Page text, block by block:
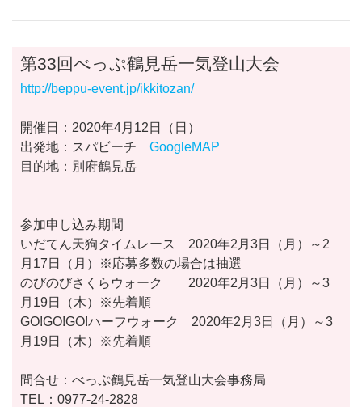
第33回べっぷ鶴見岳一気登山大会
http://beppu-event.jp/ikkitozan/
開催日：2020年4月12日（日）
出発地：スパビーチ GoogleMAP
目的地：別府鶴見岳
参加申し込み期間
いだてん天狗タイムレース 2020年2月3日（月）～2
月17日（月）※応募多数の場合は抽選
のびのびさくらウォーク 2020年2月3日（月）～3
月19日（木）※先着順
GO!GO!GO!ハーフウォーク 2020年2月3日（月）～3
月19日（木）※先着順
問合せ：べっぷ鶴見岳一気登山大会事務局
TEL：0977-24-2828